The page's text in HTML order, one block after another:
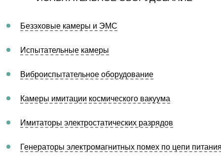
Безэховые камеры и ЭМС
Испытательные камеры
Виброиспытательное оборудование
Камеры имитации космического вакуума
Имитаторы электростатических разрядов
Генераторы электромагнитных помех по цепи